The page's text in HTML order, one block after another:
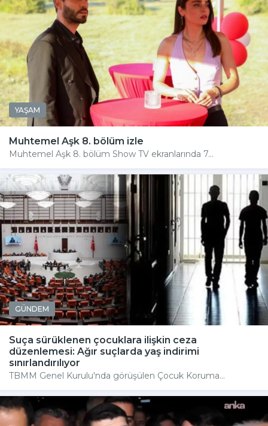
YAŞAM
Muhtemel Aşk 8. bölüm izle
Muhtemel Aşk 8. bölüm Show TV ekranlarında 7...
GÜNDEM
Suça sürüklenen çocuklara ilişkin ceza
düzenlemesi: Ağır suçlarda yaş indirimi
sınırlandırılıyor
TBMM Genel Kurulu'nda görüşülen Çocuk Koruma...